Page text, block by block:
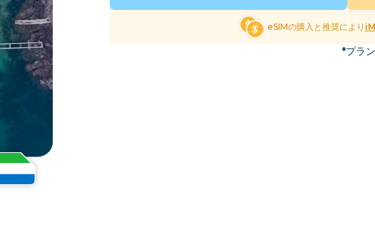
エストニア
全ての目的地を見る
eSIMの購入と推奨により
*プラ